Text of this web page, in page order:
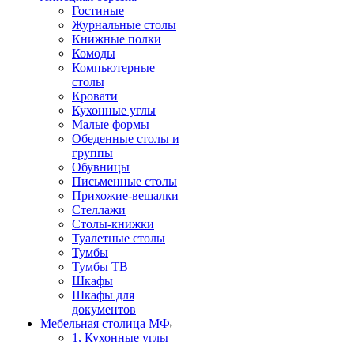
Гостиные
Журнальные столы
Книжные полки
Комоды
Компьютерные
столы
Кровати
Кухонные углы
Малые формы
Обеденные столы и
группы
Обувницы
Письменные столы
Прихожие-вешалки
Стеллажи
Столы-книжки
Туалетные столы
Тумбы
Тумбы ТВ
Шкафы
Шкафы для
документов
Мебельная столица МФ
1, Кухонные углы